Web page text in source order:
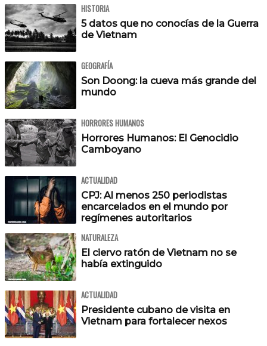
HISTORIA
5 datos que no conocías de la Guerra
de Vietnam
GEOGRAFÍA
Son Doong: la cueva más grande del
mundo
HORRORES HUMANOS
Horrores Humanos: El Genocidio
Camboyano
ACTUALIDAD
CPJ: Al menos 250 periodistas
encarcelados en el mundo por
regímenes autoritarios
NATURALEZA
El ciervo ratón de Vietnam no se
había extinguido
ACTUALIDAD
Presidente cubano de visita en
Vietnam para fortalecer nexos